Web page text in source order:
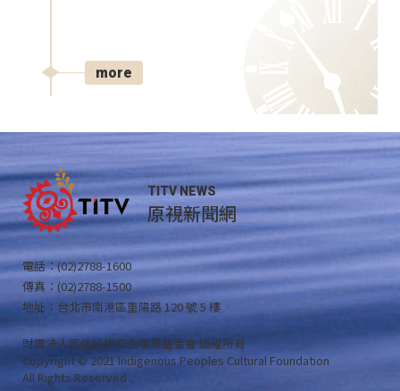
more
TITV NEWS
原視新聞網
電話：(02)2788-1600
傳真：(02)2788-1500
地址：台北市南港區重陽路 120 號 5 樓
財團法人原住民族文化事業基金會 版權所有
Copyright © 2021 Indigenous Peoples Cultural Foundation
All Rights Reserved .